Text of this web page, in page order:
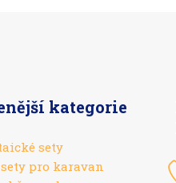
kategorie
sety
pro karavan